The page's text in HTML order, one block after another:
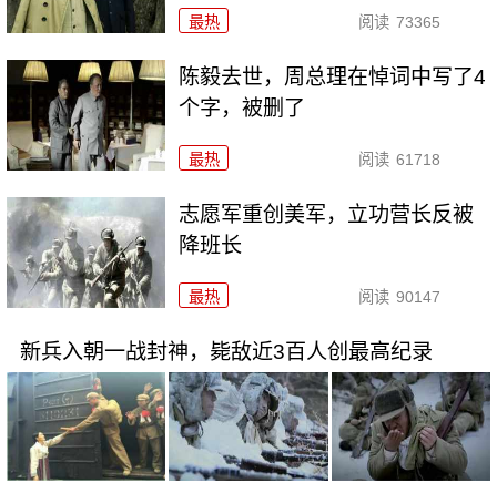
最热 阅读 73365
陈毅去世，周总理在悼词中写了4
个字，被删了
最热 阅读 61718
志愿军重创美军，立功营长反被
降班长
最热 阅读 90147
新兵入朝一战封神，毙敌近3百人创最高纪录